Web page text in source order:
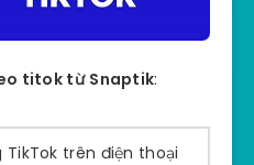
titok từ Snaptik:
TikTok trên điện thoại